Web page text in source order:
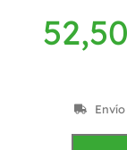
52,50